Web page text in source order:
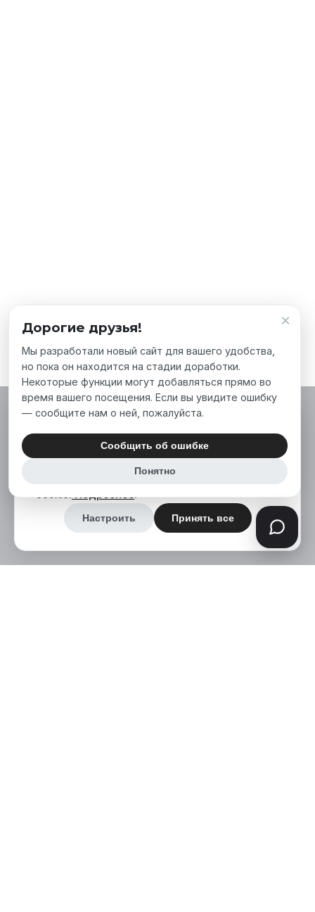
наш сайт лучше для вас. Нажимая «Принять
все», вы соглашаетесь на использование нами
аналитических и маркетинговых файлов
cookie.Подробнее.
Настроить Принять все
×
Дорогие друзья!
Мы разработали новый сайт для вашего удобства,
но пока он находится на стадии доработки.
Некоторые функции могут добавляться прямо во
время вашего посещения. Если вы увидите ошибку
— сообщите нам о ней, пожалуйста.
Понятно
Сообщить об ошибке